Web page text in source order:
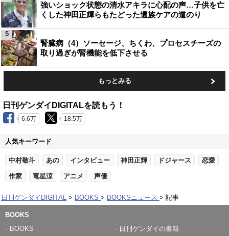
強いショック状態の清水アキラに心配の声…子供を亡
くした神田正輝らもたどった遺族ケアの道のり
腎臓病（4）ソーセージ、ちくわ、プロセスチーズの
取り過ぎが腎機能を低下させる
5
もっとみる
日刊ゲンダイDIGITALを読もう！
6.6万 18.5万
人気キーワード
中村敬斗 あの インタビュー 神田正輝 ドジャース 恋愛
作家 竜星涼 アニメ 声優
日刊ゲンダイDIGITAL BOOKS BOOKSニュース 記事
BOOKS
BOOKS
日刊ゲンダイの書籍